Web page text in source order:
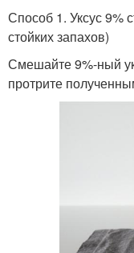
Способ 1. Уксус 9%
стойких запахов)
Смешайте 9%-ный
протрите